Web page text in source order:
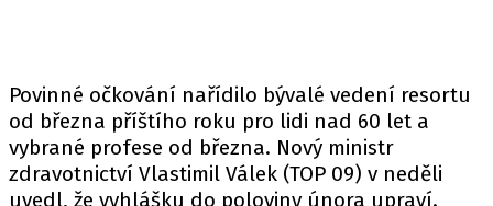
Povinné očkování nařídilo bývalé vedení resortu
od března příštího roku pro lidi nad 60 let a
vybrané profese od března. Nový ministr
zdravotnictví Vlastimil Válek (TOP 09) v neděli
uvedl, že vyhlášku do poloviny února upraví.